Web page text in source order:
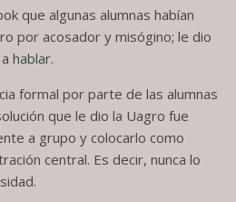
que algunas alumnas habían
por acosador y misógino; le dio
hablar.
formal por parte de las alumnas
que le dio la Uagro fue
a grupo y colocarlo como
central. Es decir, nunca lo